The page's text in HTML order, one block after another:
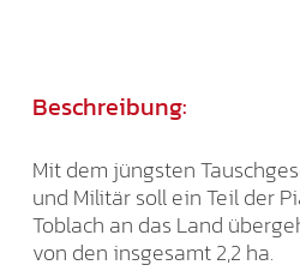
Beschreibung:
Mit dem jüngsten
und Militär soll ein Teil der
Toblach an das Land
von den insgesamt 2,2 ha.